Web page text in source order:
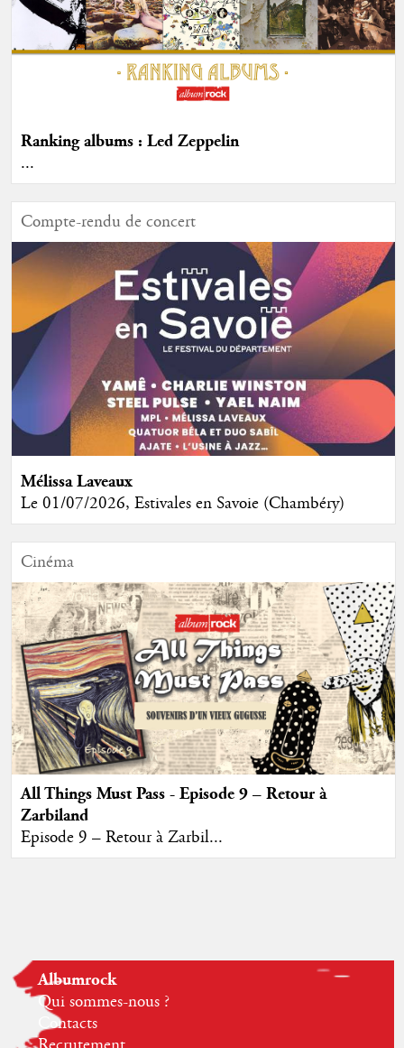
Ranking albums : Led Zeppelin
...
Compte-rendu de concert
Mélissa Laveaux
Le 01/07/2026, Estivales en Savoie (Chambéry)
Cinéma
All Things Must Pass - Episode 9 – Retour à
Zarbiland
Episode 9 – Retour à Zarbil...
Albumrock
Qui sommes-nous ?
Contacts